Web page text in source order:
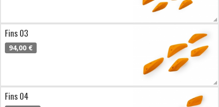
Fins 03
94,00 €
Fins 04